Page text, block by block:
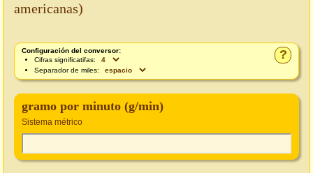
americanas)
?
Configuración del conversor:
Cifras significatifas:
Separador de miles:
gramo por minuto (g/min)
Sistema métrico